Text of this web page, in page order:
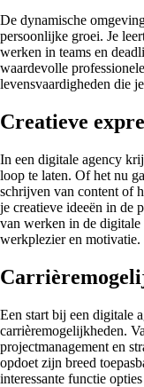
De dynamische
persoonlijke groei. Je
werken in teams en
waardevolle
levensvaardigheden die
Creatieve
In een digitale agency
loop te laten. Of het nu
schrijven van content of
je creatieve ideeën in de
van werken in de
werkplezier en motivatie.
Een start bij een digitale
carrièremogelijkheden.
projectmanagement en
opdoet zijn breed
interessante functie